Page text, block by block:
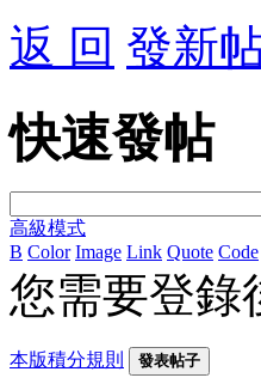
返 回 發新
快速發帖
高級模式
B Color Image Link Quote Code
您需要登錄
本版積分規則 發表帖子